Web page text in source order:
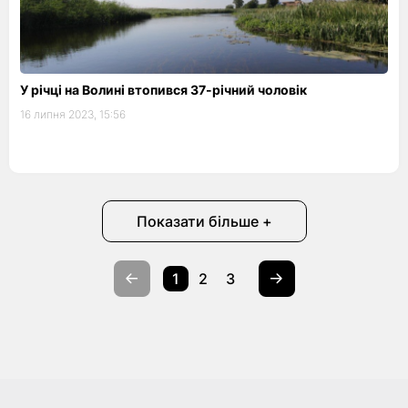
У річці на Волині втопився 37-річний чоловік
16 липня 2023, 15:56
Показати більше +
1 2 3